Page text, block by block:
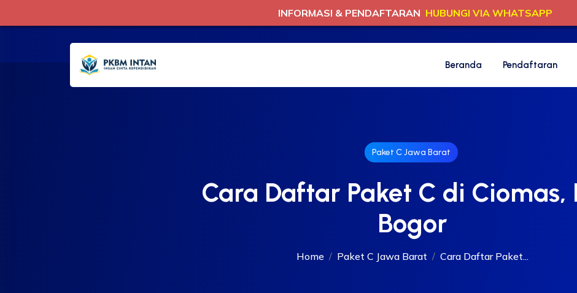
Beranda Pendaftaran
Paket C Jawa Barat
Cara Daftar Paket C di Ciomas,
Bogor
Home Paket C Jawa Barat Cara Daftar Paket...
INFORMASI & PENDAFTARAN HUBUNGI VIA WHATSAPP